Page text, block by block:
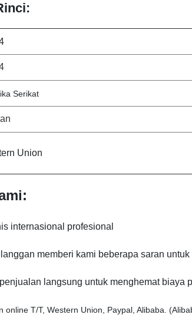
Serikat
Union
internasional profesional
memberi kami beberapa saran
langsung untuk menghemat biaya
T/T, Western Union, Paypal, Alibaba.